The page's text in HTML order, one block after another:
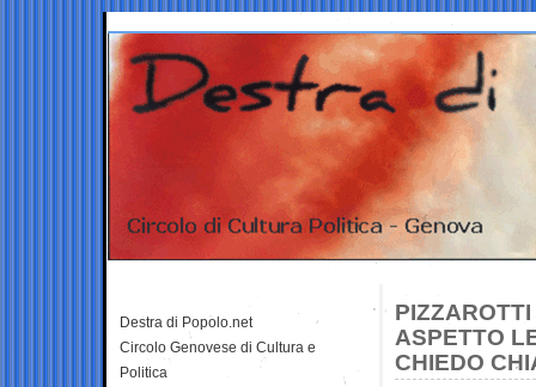
ASPETTO
CHIEDO
Destra di Popolo.net
Circolo Genovese di Cultura e
Politica